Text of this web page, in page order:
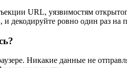
URL, уязвимостям
и декодируйте ровно один раз
Никакие данные не